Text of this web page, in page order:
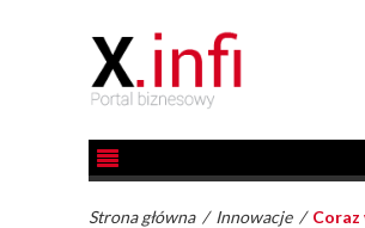
Strona główna / Innowacje / Coraz